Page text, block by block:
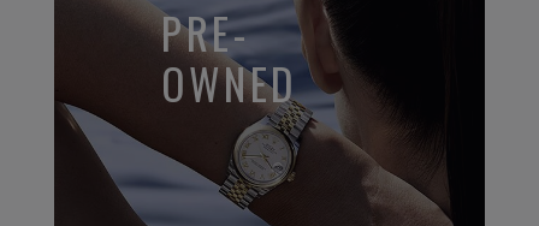
PRE-
OWNED